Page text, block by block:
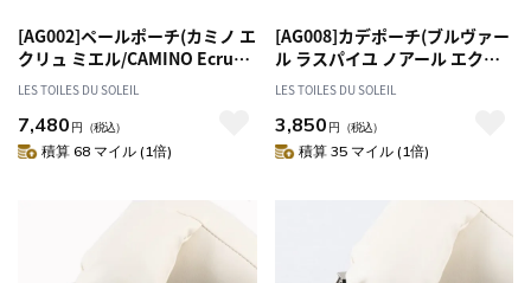
[AG002]ペールポーチ(カミノ エ
クリュ ミエル/CAMINO Ecru
Miel) ペア 2個セット
LES TOILES DU SOLEIL
7,480 円 （税込）
積算 68 マイル (1倍)
[AG008]カデポーチ(ブルヴァー
ル ラスパイユ ノアール エクリ
ュ トープ/BOULEVARD
SDGs 残布リユース
LES TOILES DU SOLEIL
3,850 円 （税込）
積算 35 マイル (1倍)